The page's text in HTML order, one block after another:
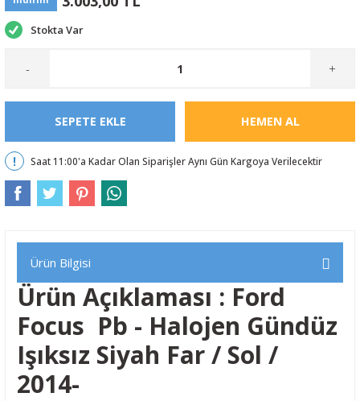
Stokta Var
- +
SEPETE EKLE HEMEN AL
Saat 11:00'a Kadar Olan Siparişler Aynı Gün Kargoya Verilecektir
Ürün Bilgisi
Ürün Açıklaması : Ford
Focus Pb - Halojen Gündüz
Işıksız Siyah Far / Sol /
2014-